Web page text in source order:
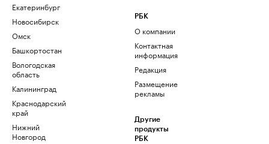
Екатеринбург
Новосибирск
Омск
Башкортостан
Вологодская
область
Калининград
Краснодарский
край
Нижний
Новгород
РБК
О компании
Контактная
информация
Редакция
Размещение
рекламы
Другие
продукты
РБК